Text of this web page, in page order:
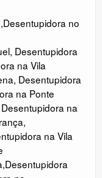
,Desentupidora no
, Desentupidora
na Vila
, Desentupidora
na Ponte
Desentupidora na
,
na Vila
,Desentupidora